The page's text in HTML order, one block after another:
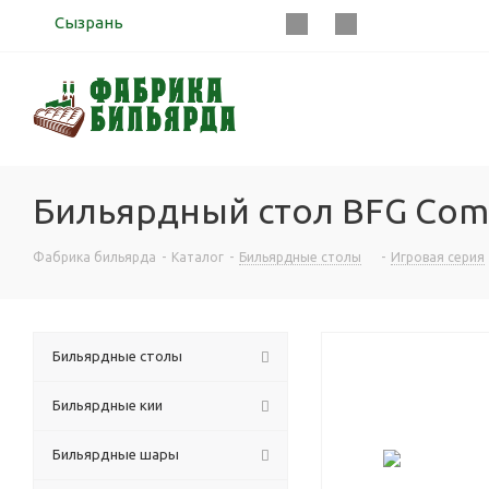
Сызрань
Бильярдный стол BFG
Фабрика бильярда - Каталог - Бильярдные столы - Игровая серия
Бильярдные столы
Бильярдные кии
Бильярдные шары